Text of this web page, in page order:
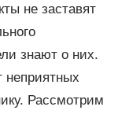
не заставят
знают о них.
неприятных
Рассмотрим